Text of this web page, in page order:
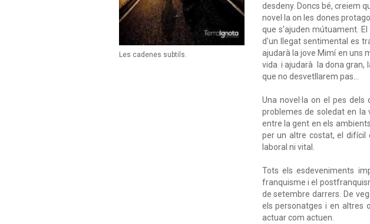
Les cadenes subtils.
desdeny. Doncs bé, creiem
novel·la on les dones
que s'ajuden mútuament.
d'un llegat sentimental es
ajudarà la jove Mimí en uns
vida i ajudarà la dona gran,
que no desvetllarem pas...
Una novel·la on el pes
problemes de soledat en la
entre la gent en els
per un altre costat, el difícil
laboral ni vital.
Tots els esdeveniments
franquisme i el
de setembre darrers. De
els personatges i en altres
actuar com actuen.